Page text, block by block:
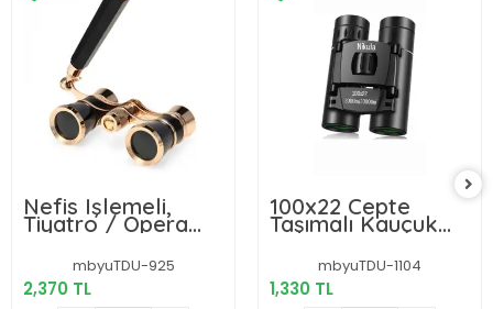
Nefis Işlemeli,
Tiyatro / Opera
Dürbünü 3x25 Prinç
Metal Kaplamalı
Retro Siyah
mbyuTDU-925
2,370 TL
100x22 Cepte
Taşımalı Kauçuk
Kaplama
Profesyonel Mini
Dürbün-
3000m/30000m
mbyuTDU-1104
1,330 TL